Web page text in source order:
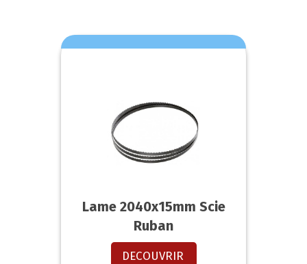
Lame 2040x15mm Scie
Ruban
DECOUVRIR